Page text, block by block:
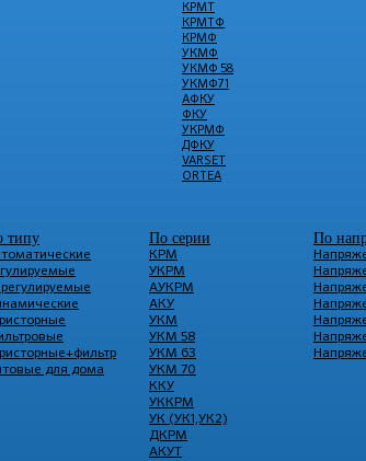
КРМТ
КРМТФ
КРМФ
УКМФ
УКМФ 58
УКМФ71
АФКУ
ФКУ
УКРМФ
ДФКУ
VARSET
ORTEA
типу
для дома
По серии
КРМ
УКРМ
АУКРМ
АКУ
УКМ
УКМ 58
УКМ 63
УКМ 70
ККУ
УККРМ
УК (УК1,УК2)
ДКРМ
АКУТ
По